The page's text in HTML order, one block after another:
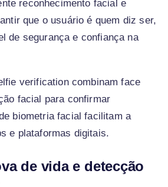
reconhecimento facial e
que o usuário é quem diz ser,
de segurança e confiança na
verification combinam face
facial para confirmar
biometria facial facilitam a
e plataformas digitais.
de vida e detecção